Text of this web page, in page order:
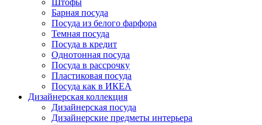
Штофы
Барная посуда
Посуда из белого фарфора
Темная посуда
Посуда в кредит
Однотонная посуда
Посуда в рассрочку
Пластиковая посуда
Посуда как в ИКЕА
Дизайнерская коллекция
Дизайнерская посуда
Дизайнерские предметы интерьера